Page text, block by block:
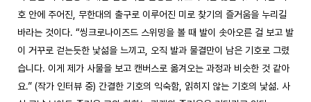
호 안에 주어진, 무한대의 출구로 이루어진 미로 찾기의 즐거움을 누리길
바라는 것이다. “씽크로나이즈드 스위밍을 볼 때 발이 솟아오른 걸 보고 발
이 거꾸로 걷는듯한 낯섦을 느끼고, 오직 발과 물결만이 남은 기호로 그렸
습니다. 이게 제가 사물을 보고 캔버스로 옮겨오는 과정과 비슷한 것 같아
요.” (작가 인터뷰 중) 간결한 기호의 익숙함, 읽히지 않는 기호의 낯섦. 사